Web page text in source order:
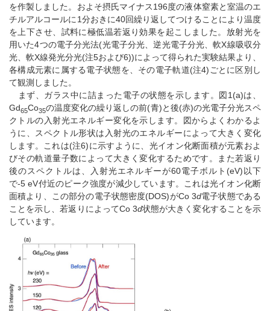
を作製しました。およそ摂氏マイナス196度の液体窒素と室温のエ
チルアルコールに1分おきに40回繰り返してつけることにより温度
を上下させ、試料に極低温若返り効果を起こしました。放射光を
用いた4つの電子分光法(光電子分光、逆光電子分光、軟X線吸収分
光、軟X線発光分光(注5および6))によって得られた実験結果より、
各構成元素に属する電子状態を、その電子軌道(注4)ごとに区別し
て観測しました。
まず、ガラス中に詰まった電子の状態を示します。図1(a)は、
Gd65Co35の温度変化の繰り返しの前(青)と後(赤)の光電子分光スペ
クトルの入射光エネルギー変化を示します。図からよくわかるよ
うに、スペクトル形状は入射光のエネルギーによって大きく変化
します。これは(注6)に示すように、光イオン化断面積が元素およ
びその軌道量子数によって大きく変化するためです。また若返り
後のスペクトルは、入射光エネルギーが60電子ボルト(eV)以下
で-5 eV付近のピーク強度が減少しています。これは光イオン化断
面積より、この部分の電子状態密度(DOS)がCo 3d電子状態である
ことを示し、若返りによってCo 3d状態が大きく変化することを示
しています。